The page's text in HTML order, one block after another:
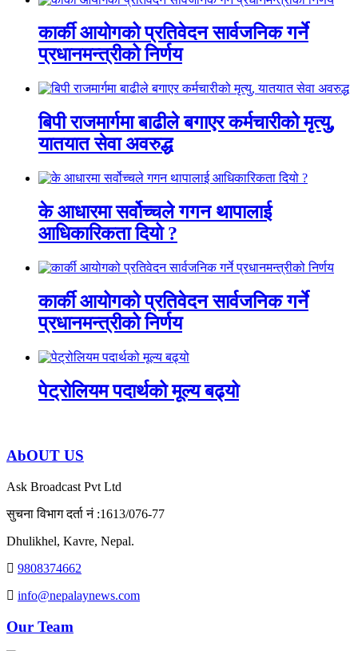
कार्की आयोगको प्रतिवेदन सार्वजनिक गर्ने
प्रधानमन्त्रीको निर्णय
बिपी राजमार्गमा बाढीले बगाएर कर्मचारीको मृत्यु,
यातयात सेवा अवरुद्ध
के आधारमा सर्वोच्चले गगन थापालाई
आधिकारिकता दियो ?
कार्की आयोगको प्रतिवेदन सार्वजनिक गर्ने
प्रधानमन्त्रीको निर्णय
पेट्रोलियम पदार्थको मूल्य बढ्यो
AbOUT US
Ask Broadcast Pvt Ltd
सुचना विभाग दर्ता नं :1613/076-77
Dhulikhel, Kavre, Nepal.
9808374662
info@nepalaynews.com
Our Team